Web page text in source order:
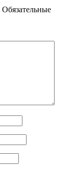
Обязательные